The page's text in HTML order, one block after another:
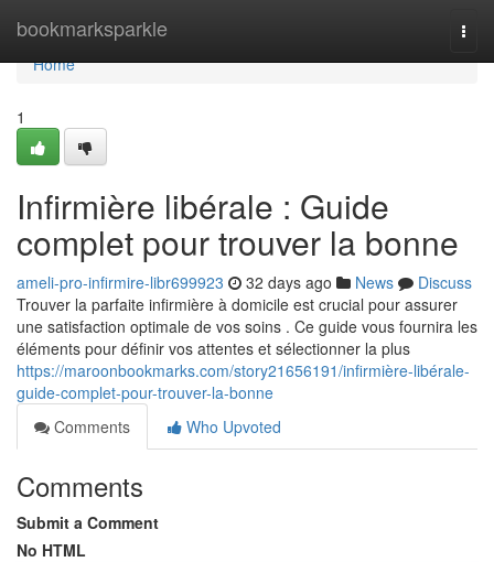
bookmarksparkle
Home
Home
1
Infirmière libérale : Guide
complet pour trouver la bonne
ameli-pro-infirmire-libr699923 32 days ago News
Discuss
Trouver la parfaite infirmière à domicile est crucial pour assurer
une satisfaction optimale de vos soins . Ce guide vous fournira les
éléments pour définir vos attentes et sélectionner la plus
https://maroonbookmarks.com/story21656191/infirmière-libérale-
guide-complet-pour-trouver-la-bonne
Comments
Who Upvoted
Comments
Submit a Comment
No HTML